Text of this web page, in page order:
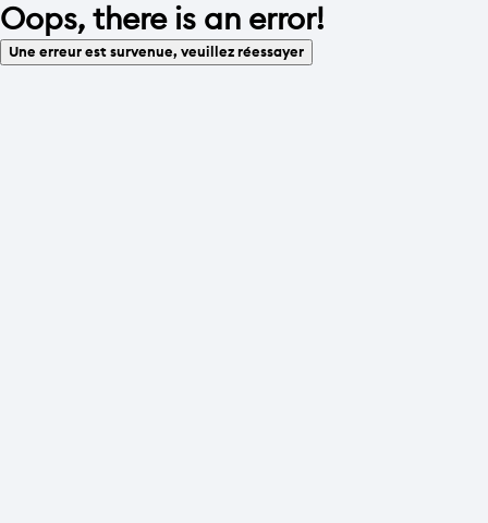
Oops, there is an error!
Une erreur est survenue, veuillez réessayer